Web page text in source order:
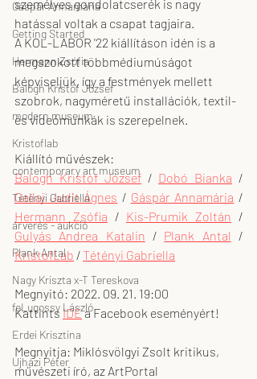
Gáspár Annamária
Getting Started
Hermann Zsófia
Balogh Kristóf József
modern museum
Kristoflab
contemporary art museum
Tétényi Gabriella
árverés - aukció
Plank Antal
Nagy Kriszta x-T Tereskova
feLugossy László
Erdei Krisztina
Ujházi Péter
személyes gondolatcserék is nagy
hatással voltak a csapat tagjaira.
A KOL-LABOR '22 kiállításon idén is a
megszokott többmédiumúságot
képviseljük, így a festmények mellett
szobrok, nagyméretű installációk, textil-
és videómunkák is szerepelnek.
Kiállító művészek:
Balogh Kristóf József / Dobó Bianka
Gallai Judit Ágnes / Gáspár Annamária
Hermann Zsófia / Kis-Prumik Zoltán
Gulyás Andrea Katalin / Plank Antal
KristofLab / Tétényi Gabriella
Megnyitó: 2022. 09. 21. 19:00
Kattints IDE a Facebook eseményért!
Megnyitja: Miklósvölgyi Zsolt kritikus,
művészeti író, az ArtPortal